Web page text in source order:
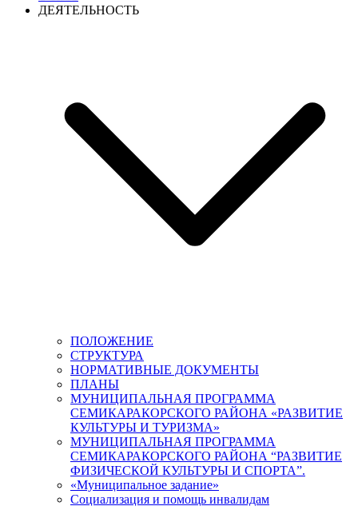
ДЕЯТЕЛЬНОСТЬ
ПОЛОЖЕНИЕ
СТРУКТУРА
НОРМАТИВНЫЕ ДОКУМЕНТЫ
ПЛАНЫ
МУНИЦИПАЛЬНАЯ ПРОГРАММА
СЕМИКАРАКОРСКОГО РАЙОНА «РАЗВИТИЕ
КУЛЬТУРЫ И ТУРИЗМА»
МУНИЦИПАЛЬНАЯ ПРОГРАММА
СЕМИКАРАКОРСКОГО РАЙОНА “РАЗВИТИЕ
ФИЗИЧЕСКОЙ КУЛЬТУРЫ И СПОРТА”.
«Муниципальное задание»
Социализация и помощь инвалидам